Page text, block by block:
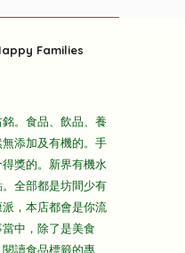
Families
銘。食品、飲品、養
添加及有機的。手
獎的。新界有機水
全部都是坊間少有
，本店都會是你流
中，除了是美食
讀食品標籤的專